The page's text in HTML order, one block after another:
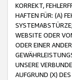
KORREKT,
HAFTEN FÜR: (A)
WEBSITE ODER
ODER EINER
UNSERE
AUFGRUND (X)